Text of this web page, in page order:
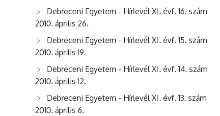
Debreceni Egyetem - Hírlevél XI. évf. 16. szám
2010. április 26.
Debreceni Egyetem - Hírlevél XI. évf. 15. szám
2010. április 19.
Debreceni Egyetem - Hírlevél XI. évf. 14. szám
2010. április 12.
Debreceni Egyetem - Hírlevél XI. évf. 13. szám
2010. április 6.